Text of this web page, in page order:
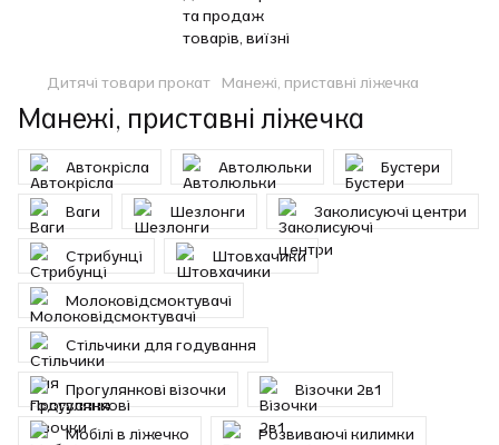
Дитячі товари прокат Манежі, приставні ліжечка
Манежі, приставні ліжечка
Автокрісла Автолюльки Бустери
Ваги Шезлонги Заколисуючі центри
Стрибунці Штовхачики
Молоковідсмоктувачі
Стільчики для годування
Прогулянкові візочки Візочки 2в1
Мобілі в ліжечко Розвиваючі килимки